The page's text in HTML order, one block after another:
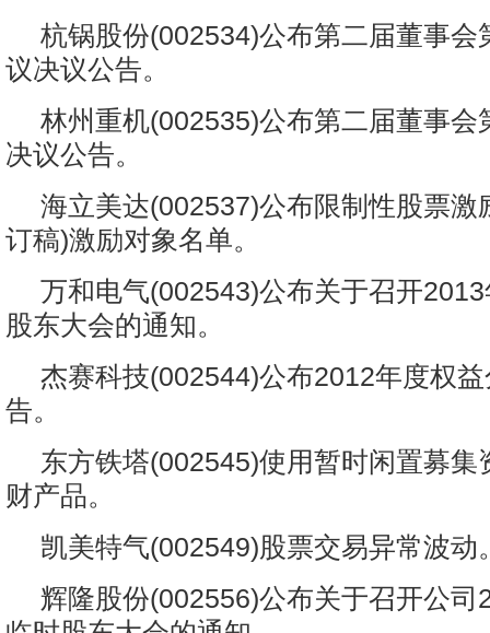
杭锅股份(002534)公布第二届董事会
议决议公告。
林州重机(002535)公布第二届董事会
决议公告。
海立美达(002537)公布限制性股票激
订稿)激励对象名单。
万和电气(002543)公布关于召开
股东大会的通知。
杰赛科技(002544)公布2012年度权
告。
东方铁塔(002545)使用暂时闲置募集
财产品。
凯美特气(002549)股票交易异常波动
辉隆股份(002556)公布关于召开公司